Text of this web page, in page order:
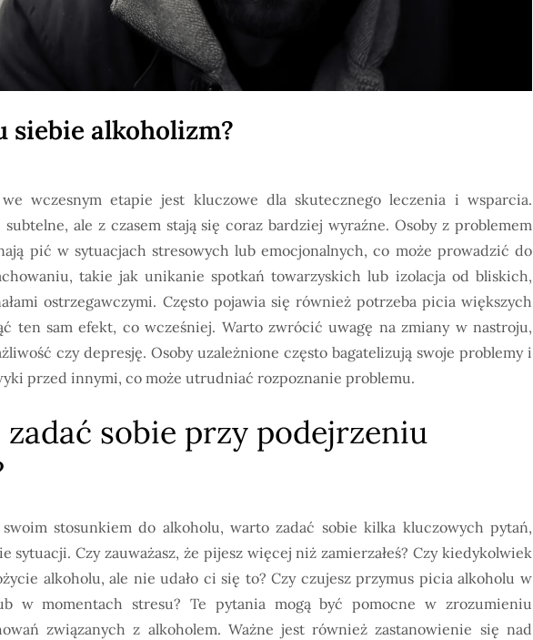
siebie alkoholizm?
we wczesnym etapie jest kluczowe dla skutecznego leczenia i wsparcia.
ale z czasem stają się coraz bardziej wyraźne. Osoby z problemem
pić w sytuacjach stresowych lub emocjonalnych, co może prowadzić do
takie jak unikanie spotkań towarzyskich lub izolacja od bliskich,
ostrzegawczymi. Często pojawia się również potrzeba picia większych
ten sam efekt, co wcześniej. Warto zwrócić uwagę na zmiany w nastroju,
czy depresję. Osoby uzależnione często bagatelizują swoje problemy i
przed innymi, co może utrudniać rozpoznanie problemu.
zadać sobie przy podejrzeniu
swoim stosunkiem do alkoholu, warto zadać sobie kilka kluczowych pytań,
sytuacji. Czy zauważasz, że pijesz więcej niż zamierzałeś? Czy kiedykolwiek
alkoholu, ale nie udało ci się to? Czy czujesz przymus picia alkoholu w
w momentach stresu? Te pytania mogą być pomocne w zrozumieniu
związanych z alkoholem. Ważne jest również zastanowienie się nad